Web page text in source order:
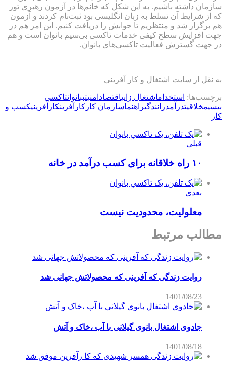
سازمان داشته باشیم. به این شکل که خانم‌ها در آزمون رهبری تور
که از شرایط آن تسلط به زبان انگلیسی بود ثبت‌نام کردند و آزمون
هم برگزار شد و منتظریم تا جوابش را دریافت کنیم. این امر هم در
جهت افزایش سطح کیفی خدمات تاکسی بی‌‌سیم بانوان است و هم
در جهت گسترش فعالیت تاکسی‌های بانوان.
به نقل از سایت اشتغال و کار آفرینی
برچسب‌ها: استخداماشتغال زاییاقتصاد امنیتببانوانتاکسی
بیسیمخلاقیتدرآمدرانندگیراهنماسازمان کار کارآفرینکارآفرینیکسب و
کار
قبلی
۱۰ راه خلاقانه برای کسب درآمد در خانه
بعدی
معلولیت، محدودیت نیست
مطالب مرتبط
روایت زندگی که آفرینی که محصولاتش جهانی شد
1401/08/23
جادوی اشتغال بانوی گیلانی با آب ،خاک و آتش
1401/08/18